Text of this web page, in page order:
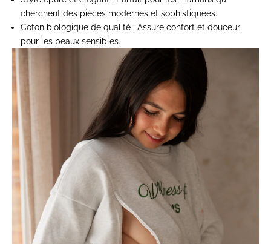
cherchent des pièces modernes et sophistiquées.
Coton biologique de qualité : Assure confort et douceur
pour les peaux sensibles.